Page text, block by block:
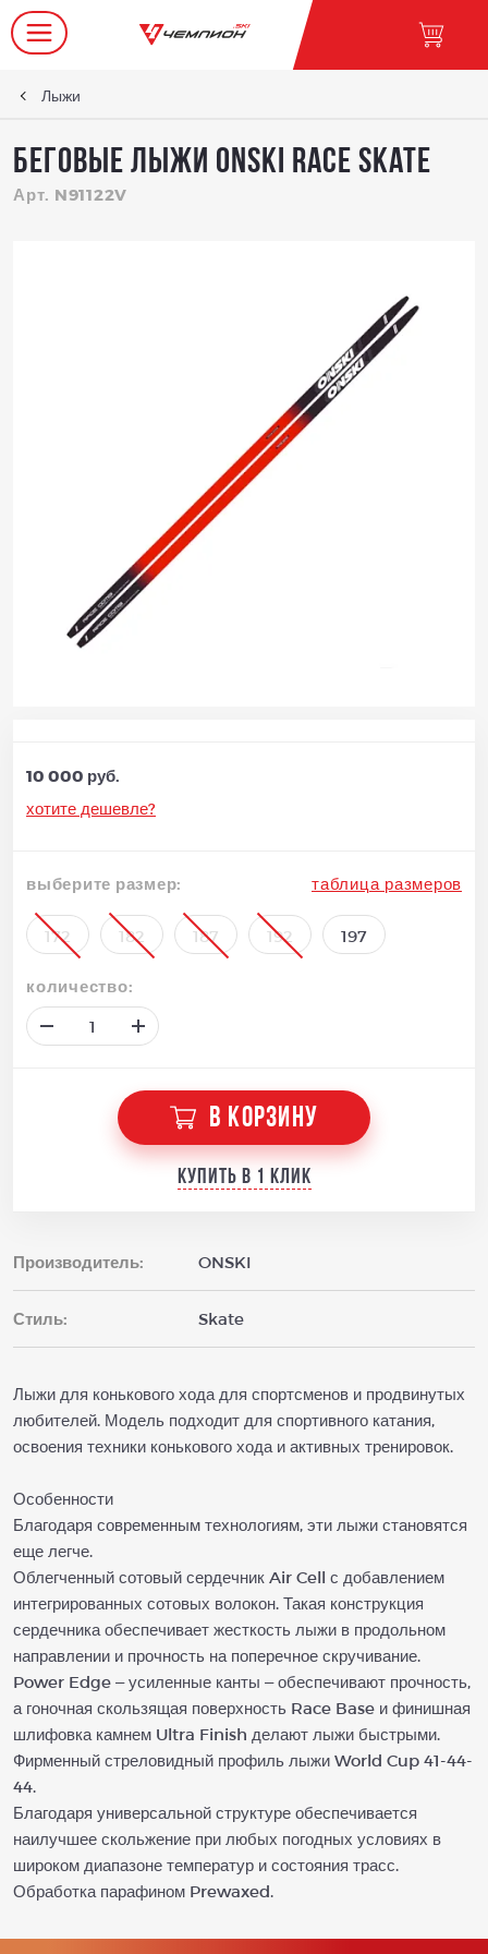
Лыжи
Беговые лыжи ONSKI Race Skate
Арт. N91122V
10 000 руб.
хотите дешевле?
выберите размер: таблица размеров
172 182 187 192 197
количество:
В КОРЗИНУ
Купить в 1 клик
Производитель: ONSKI
Стиль: Skate
Лыжи для конькового хода для спортсменов и продвинутых
любителей. Модель подходит для спортивного катания,
освоения техники конькового хода и активных тренировок.
Особенности
Благодаря современным технологиям, эти лыжи становятся
еще легче.
Облегченный сотовый сердечник Air Cell с добавлением
интегрированных сотовых волокон. Такая конструкция
сердечника обеспечивает жесткость лыжи в продольном
направлении и прочность на поперечное скручивание.
Power Edge – усиленные канты – обеспечивают прочность,
а гоночная скользящая поверхность Race Base и финишная
шлифовка камнем Ultra Finish делают лыжи быстрыми.
Фирменный стреловидный профиль лыжи World Cup 41-44-
44.
Благодаря универсальной структуре обеспечивается
наилучшее скольжение при любых погодных условиях в
широком диапазоне температур и состояния трасс.
Обработка парафином Prewaxed.